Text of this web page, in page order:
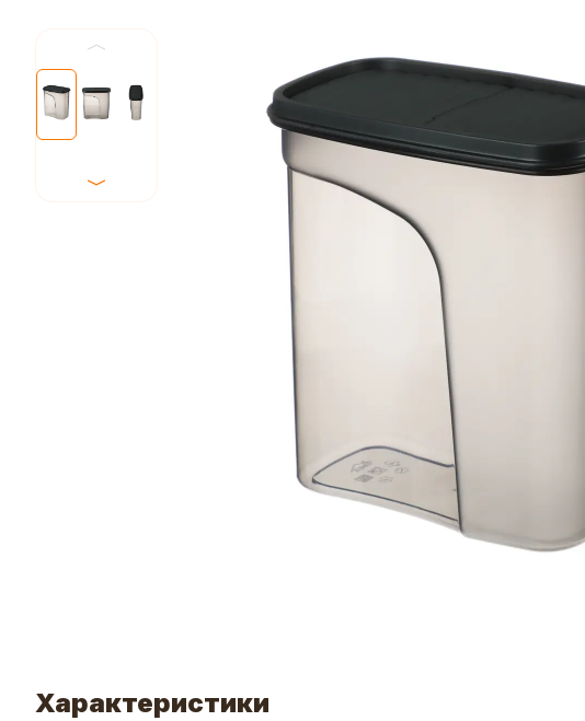
Характеристики